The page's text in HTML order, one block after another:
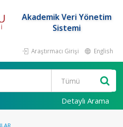
Akademik Veri Yönetim
Sistemi
Araştırmacı Girişi English
Detaylı Arama